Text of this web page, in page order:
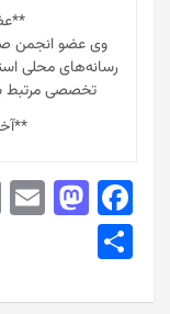
وی عضو انجمن
رسانه‌های محلی
تخصصی مرتبط
F
a
M
a